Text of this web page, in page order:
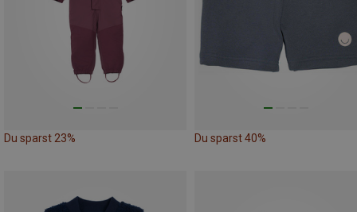
Du sparst 23% Du sparst 40%